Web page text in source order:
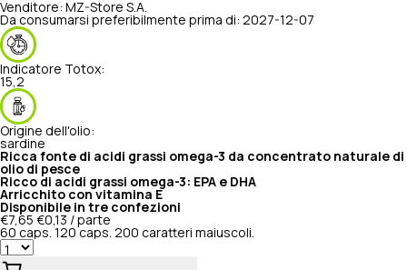
Venditore: MZ-Store S.A.
Da consumarsi preferibilmente prima di: 2027-12-07
Indicatore Totox:
15,2
Origine dell'olio:
sardine
Ricca fonte di acidi grassi omega-3 da concentrato naturale di
olio di pesce
Ricco di acidi grassi omega-3: EPA e DHA
Arricchito con vitamina E
Disponibile in tre confezioni
€7,65 €0,13 / parte
60 caps. 120 caps. 200 caratteri maiuscoli.